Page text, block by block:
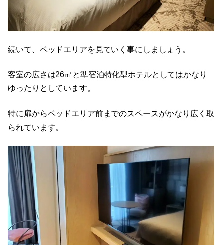
続いて、ベッドエリアを見ていく事にしましょう。
客室の広さは26㎡と準宿泊特化型ホテルとしてはかなり
ゆったりとしています。
特に扉からベッドエリア前までのスペースがかなり広く取
られています。